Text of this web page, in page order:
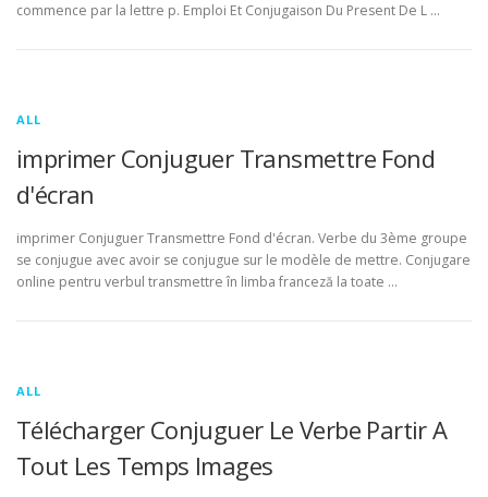
commence par la lettre p. Emploi Et Conjugaison Du Present De L …
ALL
imprimer Conjuguer Transmettre Fond
d'écran
imprimer Conjuguer Transmettre Fond d'écran. Verbe du 3ème groupe
se conjugue avec avoir se conjugue sur le modèle de mettre. Conjugare
online pentru verbul transmettre în limba franceză la toate …
ALL
Télécharger Conjuguer Le Verbe Partir A
Tout Les Temps Images